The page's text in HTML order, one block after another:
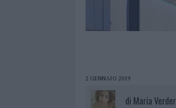
2 GENNAIO 2019
di Maria